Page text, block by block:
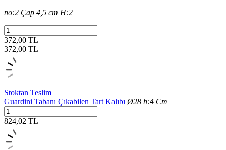
no:2 Çap 4,5 cm H:2
372,00 TL
372,00 TL
Stoktan Teslim
Guardini Tabanı Çıkabilen Tart Kalıbı Ø28 h:4 Cm
824,02 TL